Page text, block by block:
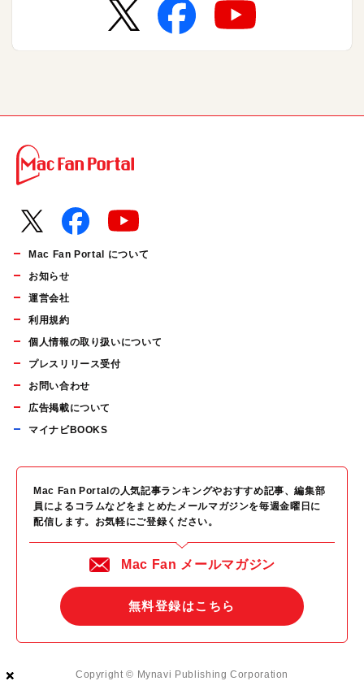
×
×
×
Mac Fan Portal について
お知らせ
運営会社
利用規約
個人情報の取り扱いについて
プレスリリース受付
お問い合わせ
広告掲載について
マイナビBOOKS
Mac Fan Portalの人気記事ランキングやおすすめ記事、編集部
員によるコラムなどをまとめたメールマガジンを毎週金曜日に
配信します。お気軽にご登録ください。
Mac Fan メールマガジン
無料登録はこちら
Copyright © Mynavi Publishing Corporation